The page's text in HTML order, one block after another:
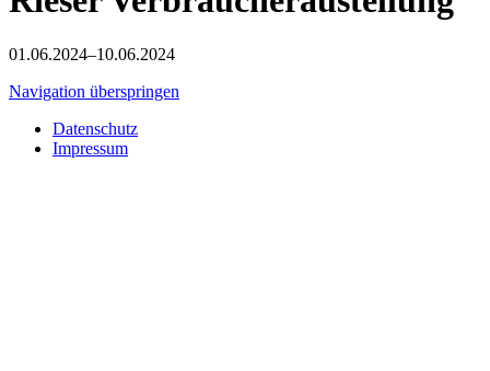
01.06.2024–10.06.2024
Navigation überspringen
Datenschutz
Impressum